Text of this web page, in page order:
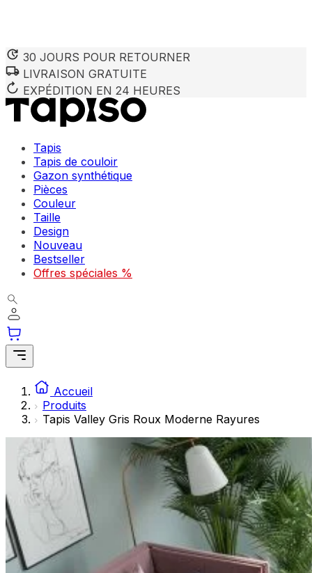
30 JOURS POUR RETOURNER
LIVRAISON GRATUITE
EXPÉDITION EN 24 HEURES
Tapis
Tapis de couloir
Gazon synthétique
Pièces
Couleur
Taille
Design
Nouveau
Bestseller
Offres spéciales %
Accueil
Produits
Tapis Valley Gris Roux Moderne Rayures
Nous utilisons des cookies pour personnaliser le contenu
partenaires peuvent combiner ces informations avec
utilisation de leurs services.
Les cookies indispensables sont cruciaux pour les
Les cookies liés aux préférences permettent au site de
comme votre langue préférée ou la région dans laquelle
Les cookies marketing sont utilisés pour suivre les
engageantes pour l'utilisateur individuel et, par
Les cookies non classés sont des cookies qui sont en